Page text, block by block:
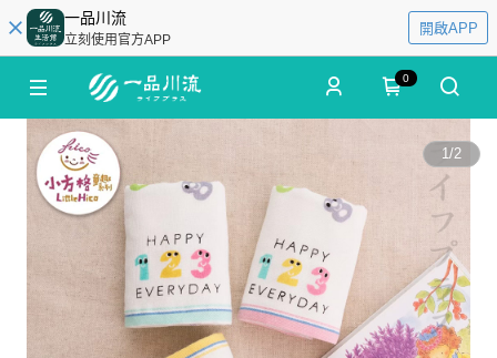
一品川流
立刻使用官方APP
開啟APP
0
1/2